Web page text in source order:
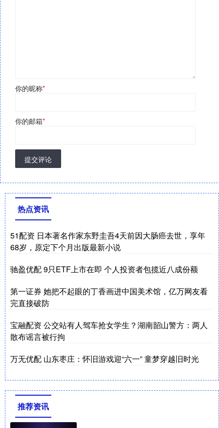
你的昵称*
你的邮箱*
提交评论
热点资讯
51配资 日本著名作家东野圭吾4天前因大肠癌去世，享年
68岁，原定下个月出版最新小说
驰盈优配 9只ETF上市在即 个人投资者包揽近八成份额
第一证券 她把不起眼的丁香画进中国美术馆，亿万网友看
完直接破防
宝融配资 公交站有人驾车抢女学生？湖南韶山警方：两人
散布谣言被行拘
万无优配 山东枣庄：怀旧游戏迎“六一” 童梦穿越旧时光
推荐资讯